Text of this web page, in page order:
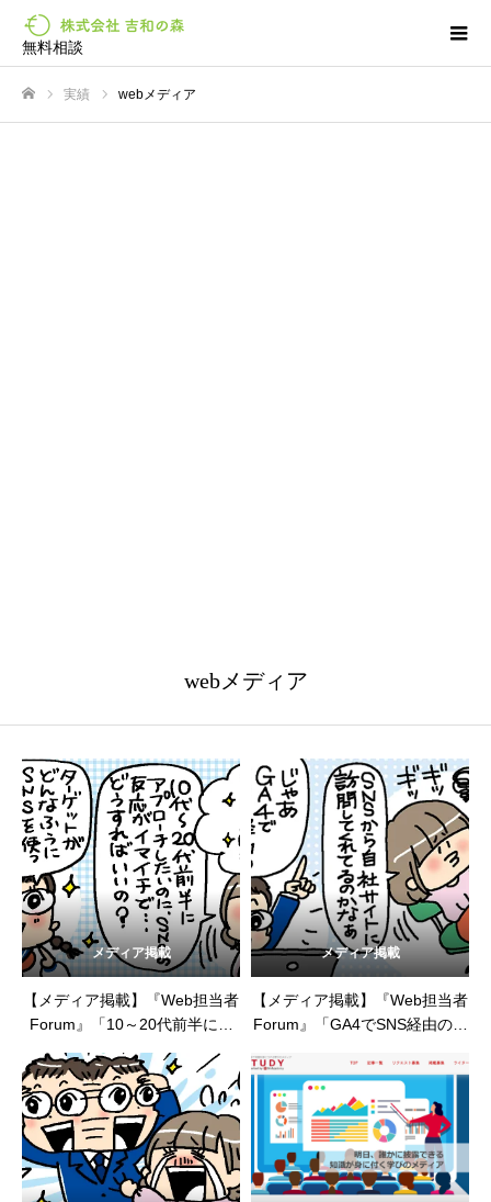
無料相談
実績 webメディア
webメディア
メディア掲載
【メディア掲載】『Web担当者
Forum』「10～20代前半にア
反応がイマイチ。どうすればい
いですか？」（2024年6月20
日）
メディア掲載
【メディア掲載】『Web担当者
Forum』「GA4でSNS経由の訪
うすればいいですか？」
（2024年5月20日）